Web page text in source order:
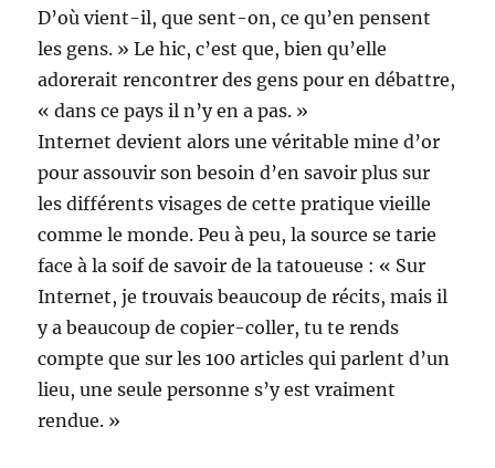
D’où vient-il, que sent-on, ce qu’en pensent
les gens. » Le hic, c’est que, bien qu’elle
adorerait rencontrer des gens pour en débattre,
« dans ce pays il n’y en a pas. »
Internet devient alors une véritable mine d’or
pour assouvir son besoin d’en savoir plus sur
les différents visages de cette pratique vieille
comme le monde. Peu à peu, la source se tarie
face à la soif de savoir de la tatoueuse : « Sur
Internet, je trouvais beaucoup de récits, mais il
y a beaucoup de copier-coller, tu te rends
compte que sur les 100 articles qui parlent d’un
lieu, une seule personne s’y est vraiment
rendue. »